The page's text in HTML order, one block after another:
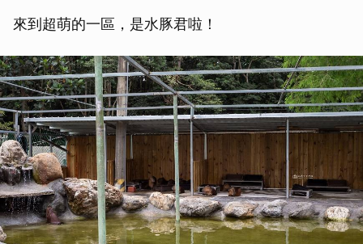
來到超萌的一區，是水豚君啦！